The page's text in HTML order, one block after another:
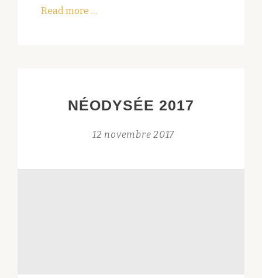
Read more
Saint-
(46)
…
NÉODYSÉE 2017
12 novembre 2017